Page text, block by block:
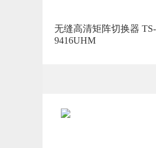
无缝高清矩阵切换器 TS-
9416UHM